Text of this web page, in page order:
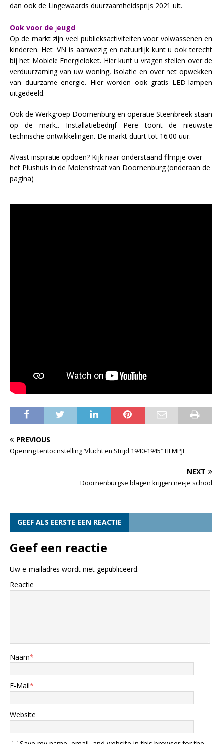
dan ook de Lingewaards duurzaamheidsprijs 2021 uit.
Ook voor de jeugd
Op de markt zijn veel publieksactiviteiten voor volwassenen en
kinderen. Het IVN is aanwezig en natuurlijk kunt u ook terecht
bij het Mobiele Energieloket. Hier kunt u vragen stellen over de
verduurzaming van uw woning, isolatie en over het opwekken
van duurzame energie. Hier worden ook gratis LED-lampen
uitgedeeld.
Ook de Werkgroep Doornenburg en operatie Steenbreek staan
op de markt. Installatiebedrijf Pere toont de nieuwste
technische ontwikkelingen. De markt duurt tot 16.00 uur.
Alvast inspiratie opdoen? Kijk naar onderstaand filmpje over
het Plushuis in de Molenstraat van Doornenburg (onderaan de
pagina)
PREVIOUS
Opening tentoonstelling ‘Vlucht en Strijd 1940-1945″ FILMPJE
NEXT
Doornenburgse blagen krijgen nei-je school
GEEF ALS EERSTE EEN REACTIE
Geef een reactie
Uw e-mailadres wordt niet gepubliceerd.
Reactie
Naam*
E-Mail*
Website